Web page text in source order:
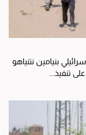
بنيامين نتنياهو
تنفيذ...